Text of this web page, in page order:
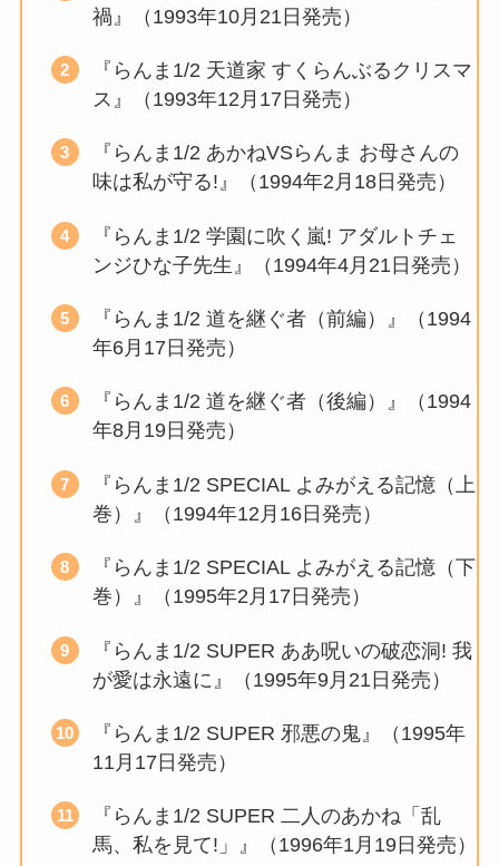
禍』（1993年10月21日発売）
『らんま1/2 天道家 すくらんぶるクリスマ
ス』（1993年12月17日発売）
『らんま1/2 あかねVSらんま お母さんの
味は私が守る!』（1994年2月18日発売）
『らんま1/2 学園に吹く嵐! アダルトチェ
ンジひな子先生』（1994年4月21日発売）
『らんま1/2 道を継ぐ者（前編）』（1994
年6月17日発売）
『らんま1/2 道を継ぐ者（後編）』（1994
年8月19日発売）
『らんま1/2 SPECIAL よみがえる記憶（上
巻）』（1994年12月16日発売）
『らんま1/2 SPECIAL よみがえる記憶（下
巻）』（1995年2月17日発売）
『らんま1/2 SUPER ああ呪いの破恋洞! 我
が愛は永遠に』（1995年9月21日発売）
『らんま1/2 SUPER 邪悪の鬼』（1995年
11月17日発売）
『らんま1/2 SUPER 二人のあかね「乱
馬、私を見て!」』（1996年1月19日発売）